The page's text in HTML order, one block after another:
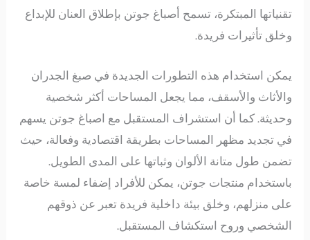
تقنياتها المبتكرة، تسمح أصباغ جوتن بإطلاق العنان للإبداع
وخلق تأثيرات فريدة.
يمكن استخدام هذه التطورات الجديدة في صبغ الجدران
والأثاث والأسقف، مما يجعل المساحات أكثر شخصية
وحديثة. كما أن استشراف المستقبل مع اصباغ جوتن يسهم
في تجديد مظهر المساحات بطريقة اقتصادية وفعالة، حيث
تضمن طول متانة الألوان وثباتها على المدى الطويل.
باستخدام منتجات جوتن، يمكن للأفراد إضفاء لمسة خاصة
على منزلهم، وخلق بيئة داخلية فريدة تعبر عن ذوقهم
الشخصي وروح استكشاف المستقبل.